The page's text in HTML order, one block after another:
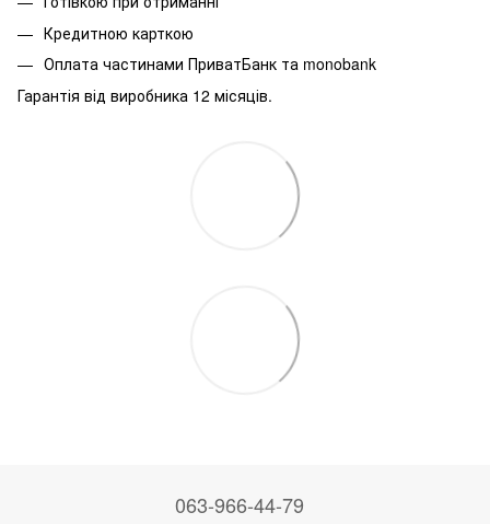
Кредитною карткою
Оплата частинами ПриватБанк та monobank
Гарантія від виробника 12 місяців.
063-966-44-79